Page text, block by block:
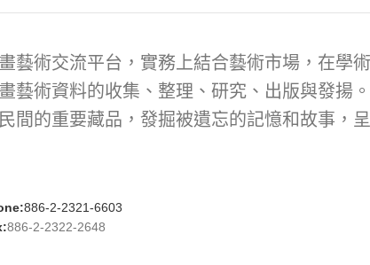
藝術交流平台，實務上結合藝術市場，在
藝術資料的收集、整理、研究、出版與發揚
間的重要藏品，發掘被遺忘的記憶和故事，
886-2-2321-6603
886-2-2322-2648